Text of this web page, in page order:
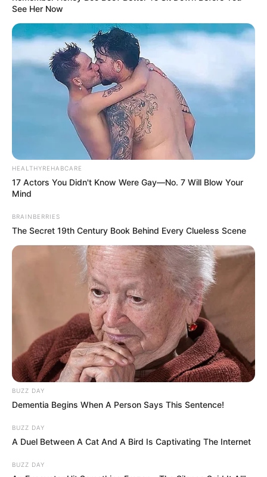
See Her Now
HEALTHYREHABCARE
17 Actors You Didn't Know Were Gay—No. 7 Will Blow Your
Mind
BRAINBERRIES
The Secret 19th Century Book Behind Every Clueless Scene
BUZZ DAY
Dementia Begins When A Person Says This Sentence!
BUZZ DAY
A Duel Between A Cat And A Bird Is Captivating The Internet
BUZZ DAY